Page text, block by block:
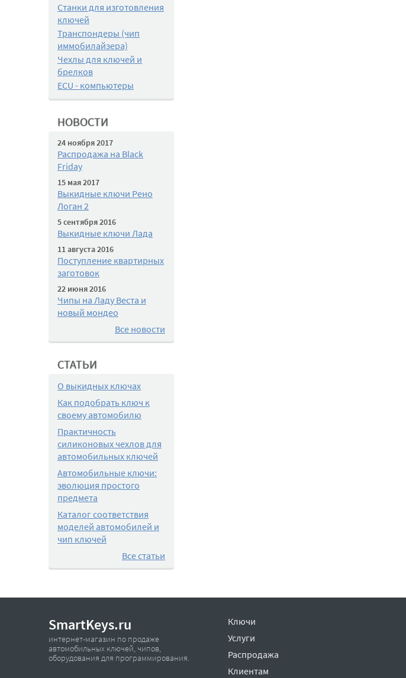
Станки для изготовления
ключей
Транспондеры (чип
иммобилайзера)
Чехлы для ключей и
брелков
ECU - компьютеры
НОВОСТИ
24 ноября 2017
Распродажа на Black
Friday
15 мая 2017
Выкидные ключи Рено
Логан 2
5 сентября 2016
Выкидные ключи Лада
11 августа 2016
Поступление квартирных
заготовок
22 июня 2016
Чипы на Ладу Веста и
новый мондео
Все новости
СТАТЬИ
О выкидных ключах
Как подобрать ключ к
своему автомобилю
Практичность
силиконовых чехлов для
автомобильных ключей
Автомобильные ключи:
эволюция простого
предмета
Каталог соответствия
моделей автомобилей и
чип ключей
Все статьи
SmartKeys.ru
интернет-магазин по продаже
автомобильных ключей, чипов,
оборудования для программирования.
Ключи
Услуги
Распродажа
Клиентам